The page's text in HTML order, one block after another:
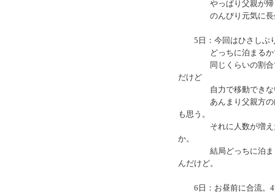
やっぱり父親が帰っ
のんびり元気に長生
5日：今回はひさしぶり
どっちに泊まるかで
同じくらいの割合で
だけど
自力で移動できない
あんまり父親方のほ
も思う。
それに人数が増えた
か。
結局どっちに泊まっ
んだけど。
6日：お昼前に合流。4